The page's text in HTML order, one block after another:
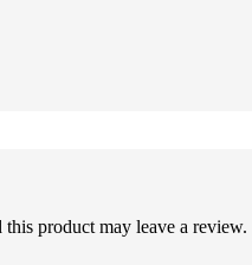
product may leave a review.